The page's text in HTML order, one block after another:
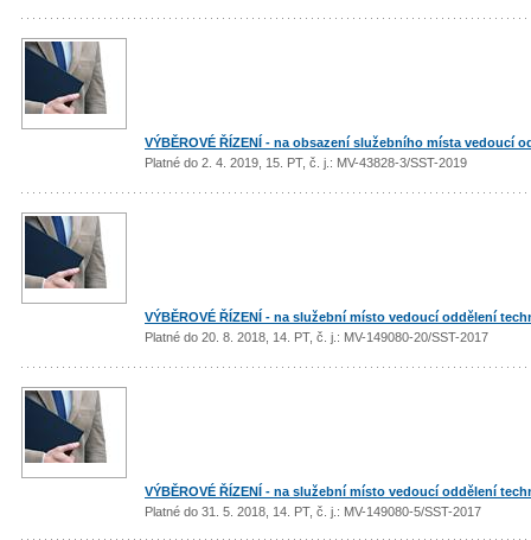
VÝBĚROVÉ ŘÍZENÍ - na obsazení služebního místa vedoucí
Platné do 2. 4. 2019, 15. PT, č. j.: MV-43828-3/SST-2019
VÝBĚROVÉ ŘÍZENÍ - na služební místo vedoucí oddělení
Platné do 20. 8. 2018, 14. PT, č. j.: MV-149080-20/SST-2017
VÝBĚROVÉ ŘÍZENÍ - na služební místo vedoucí oddělení
Platné do 31. 5. 2018, 14. PT, č. j.: MV-149080-5/SST-2017